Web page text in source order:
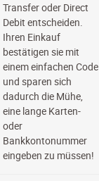
Transfer oder Direct
Debit entscheiden.
Ihren Einkauf
bestätigen sie mit
einem einfachen Code
und sparen sich
dadurch die Mühe,
eine lange Karten-
oder
Bankkontonummer
eingeben zu müssen!